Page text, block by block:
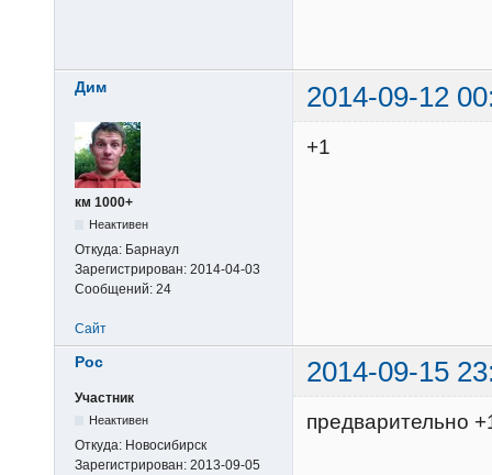
Дим 2014-09-12
км 1000+
Неактивен
Откуда: Барнаул
Зарегистрирован: 2014-04-03
Сообщений: 24
+1
Сайт
Poc 2014-09-15
Участник
Неактивен
Откуда: Новосибирск
Зарегистрирован: 2013-09-05
предварительно